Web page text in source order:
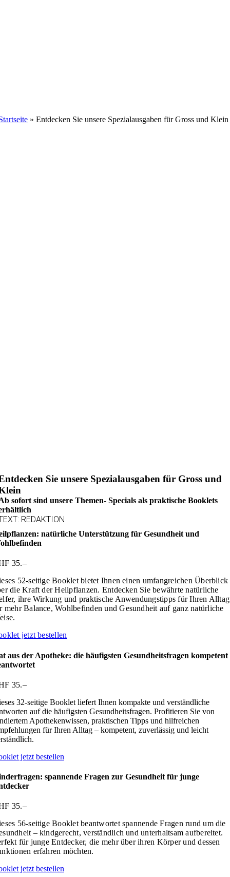
»Entdecken Sie unsere Spezialausgaben für Gross und Klein
Sie unsere Spezialausgaben für Gross und
sofort sind unsere Themen- Specials als praktische Booklets
REDAKTION
natürliche Unterstützung für Gesundheit und
35.–
52-seitige Booklet bietet Ihnen einen umfangreichen Überblick
die Kraft der Heilpflanzen. Entdecken Sie bewährte natürliche
ihre Wirkung und praktische Anwendungstipps für Ihren
mehr Balance, Wohlbefinden und Gesundheit auf ganz natürliche
jetzt bestellen
aus der Apotheke: die häufigsten Gesundheitsfragen kompetent
35.–
32-seitige Booklet liefert Ihnen kompakte und verständliche
auf die häufigsten Gesundheitsfragen. Profitieren Sie von
Apothekenwissen, praktischen Tipps und hilfreichen
für Ihren Alltag – kompetent, zuverlässig und leicht
jetzt bestellen
spannende Fragen zur Gesundheit für junge
35.–
56-seitige Booklet beantwortet spannende Fragen rund um die
– kindgerecht, verständlich und unterhaltsam aufbereitet.
für junge Entdecker, die mehr über ihren Körper und dessen
erfahren möchten.
jetzt bestellen